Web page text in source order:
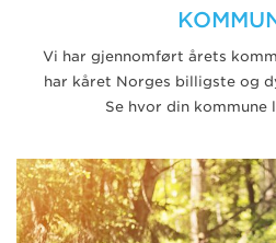
Vi har gjennomført årets
har kåret Norges billigste og
Se hvor din kommune